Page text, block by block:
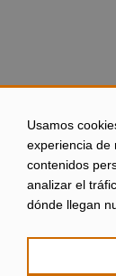
Usamos
experiencia de
contenidos
analizar el
dónde llegan